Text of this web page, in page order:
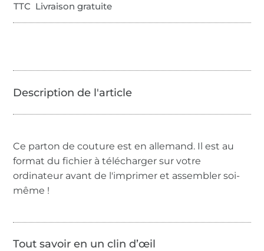
TTC Livraison gratuite
Ce parton de couture est en allemand. Il est au
format du fichier à télécharger sur votre
ordinateur avant de l'imprimer et assembler soi-
même !
Tout savoir en un clin d’œil